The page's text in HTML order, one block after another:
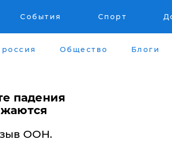
События Спорт
россия Общество Блоги
падения
ООН.